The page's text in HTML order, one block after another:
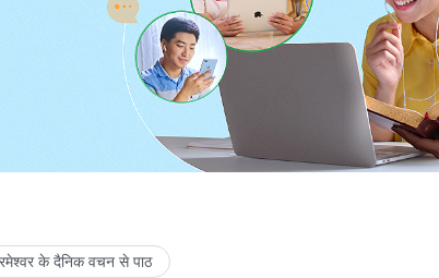
के दैनिक वचन से पाठ